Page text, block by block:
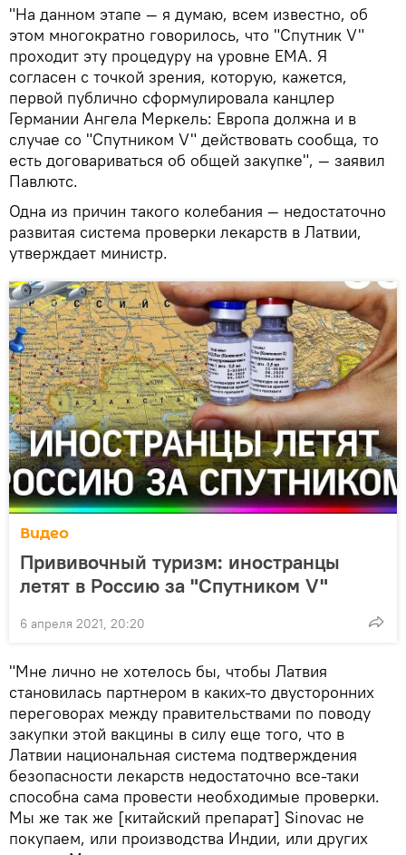
"На данном этапе — я думаю, всем известно, об
этом многократно говорилось, что "Спутник V"
проходит эту процедуру на уровне EMA. Я
согласен с точкой зрения, которую, кажется,
первой публично сформулировала канцлер
Германии Ангела Меркель: Европа должна и в
случае со "Спутником V" действовать сообща, то
есть договариваться об общей закупке", — заявил
Павлютс.
Одна из причин такого колебания — недостаточно
развитая система проверки лекарств в Латвии,
утверждает министр.
Видео
Прививочный туризм: иностранцы
летят в Россию за "Спутником V"
6 апреля 2021, 20:20
"Мне лично не хотелось бы, чтобы Латвия
становилась партнером в каких-то двусторонних
переговорах между правительствами по поводу
закупки этой вакцины в силу еще того, что в
Латвии национальная система подтверждения
безопасности лекарств недостаточно все-таки
способна сама провести необходимые проверки.
Мы же так же [китайский препарат] Sinovac не
покупаем, или производства Индии, или других